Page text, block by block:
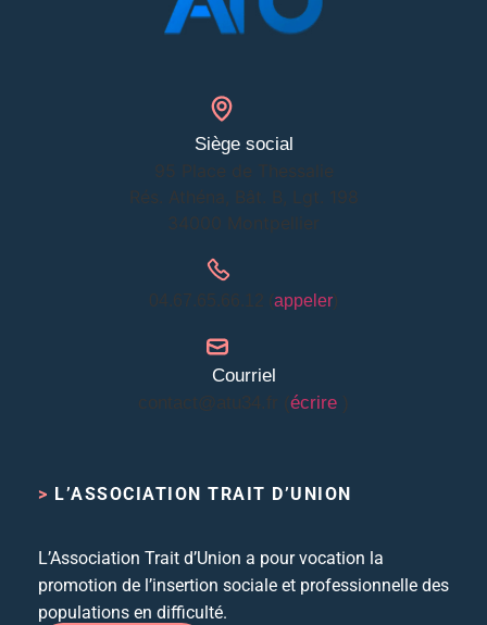
Siège social
95 Place de Thessalie
Rés. Athéna, Bât. B, Lgt. 198
34000 Montpellier
04.67.65.66.12 (appeler)
Courriel
contact@atu34.fr (écrire )
> L’ASSOCIATION TRAIT D’UNION
L’Association Trait d’Union a pour vocation la
promotion de l’insertion sociale et professionnelle des
populations en difficulté.